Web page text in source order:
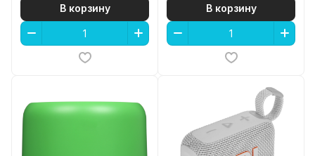
В корзину В корзину